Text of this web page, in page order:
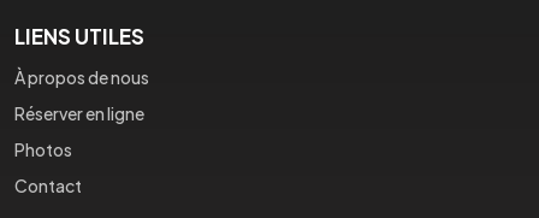
LIENS UTILES
À propos de nous
Réserver en ligne
Photos
Contact